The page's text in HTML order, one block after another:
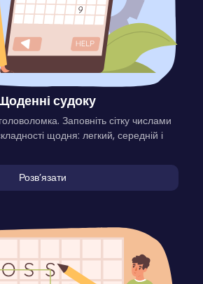
судоку
Заповніть сітку числами
щодня: легкий, середній і
Розвʼязати